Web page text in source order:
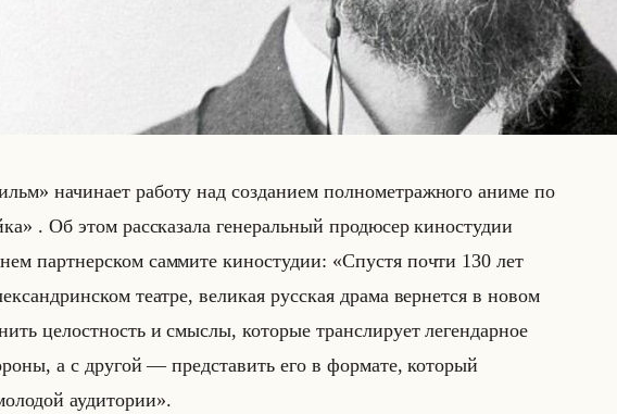
на­чи­на­ет ра­бо­ту над со­зда­ни­ем пол­но­мет­раж­но­го аниме по
. Об этом рас­ска­за­ла ге­не­ральный про­дю­сер ки­но­сту­дии
парт­нер­ском сам­ми­те ки­но­сту­дии: «Спустя почти 130 лет
театре, великая русская драма вернется в новом
целостность и смыслы, которые транслирует легендарное
а с другой — представить его в формате, который
аудитории».